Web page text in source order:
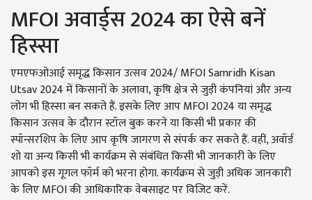
MFOI अवार्ड्स 2024 का ऐसे बनें
हिस्सा
एमएफओआई समृद्ध किसान उत्सव 2024/ MFOI Samridh Kisan
Utsav 2024 में किसानों के अलावा, कृषि क्षेत्र से जुड़ी कंपनियां और अन्य
लोग भी हिस्सा बन सकते हैं. इसके लिए आप MFOI 2024 या समृद्ध
किसान उत्सव के दौरान स्टॉल बुक करने या किसी भी प्रकार की
स्पॉन्सरशिप के लिए आप कृषि जागरण से संपर्क कर सकते हैं. वहीं, अवॉर्ड
शो या अन्य किसी भी कार्यक्रम से संबंधित किसी भी जानकारी के लिए
आपको इस गूगल फॉर्म को भरना होगा. कार्यक्रम से जुड़ी अधिक जानकारी
के लिए MFOI की आधिकारिक वेबसाइट पर विजिट करें.